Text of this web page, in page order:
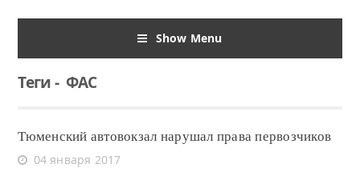
Show Menu
Теги-ФАС
Тюменский автовокзал нарушал права первозчиков
04 января 2017